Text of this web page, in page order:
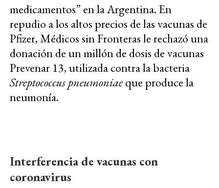
medicamentos” en la Argentina. En
repudio a los altos precios de las vacunas de
Pfizer, Médicos sin Fronteras le rechazó una
donación de un millón de dosis de vacunas
Prevenar 13, utilizada contra la bacteria
Streptococcus pneumoniaeque produce la
neumonía.
Interferencia de vacunas con
coronavirus